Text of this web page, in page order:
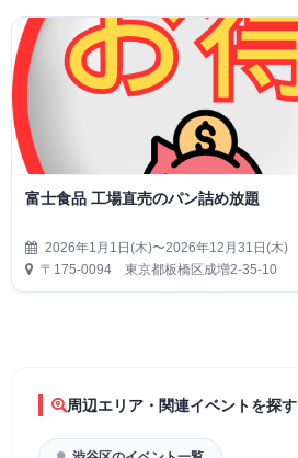
富士食品 工場直売のパン詰め放題
2026年1月1日(木)〜2026年12月31日(木)
〒175-0094 東京都板橋区成増2-35-10
周辺エリア・関連イベントを探す